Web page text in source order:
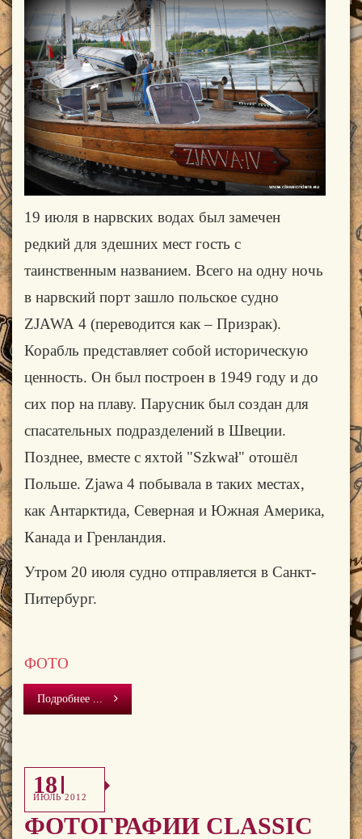
19 июля в нарвских водах был замечен
редкий для здешних мест гость с
таинственным названием. Всего на одну ночь
в нарвский порт зашло польское судно
ZJAWA 4 (переводится как – Призрак).
Корабль представляет собой историческую
ценность. Он был построен в 1949 году и до
сих пор на плаву. Парусник был создан для
спасательных подразделений в Швеции.
Позднее, вместе с яхтой "Szkwał" отошёл
Польше. Zjawa 4 побывала в таких местах,
как Антарктида, Северная и Южная Америка,
Канада и Гренландия.
Утром 20 июля судно отправляется в Санкт-
Питербург.
ФОТО
Подробнее ...
18
ИЮЛЬ 2012
ФОТОГРАФИИ CLASSIC